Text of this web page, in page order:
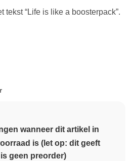
tekst “Life is like a boosterpack”.
wanneer dit artikel in
is (let op: dit geeft
geen preorder)